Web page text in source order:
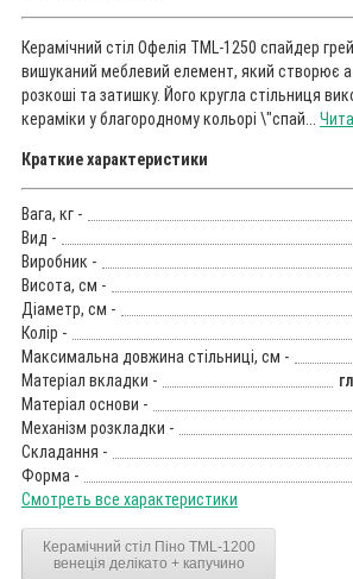
Керамічний стіл Офелія TML-1250 спайдер
вишуканий меблевий елемент, який створює
розкоші та затишку. Його кругла стільниця
кераміки у благородному кольорі \"спай...
Краткие характеристики
Вага, кг -
Вид -
Виробник -
Висота, см -
Діаметр, см -
Колір -
Максимальна довжина стільниці, см -
Матеріал вкладки -
Матеріал основи -
Механізм розкладки -
Складання -
Форма -
Смотреть все характеристики
Керамічний стіл Піно TML-1200
венеція делікато + капучино